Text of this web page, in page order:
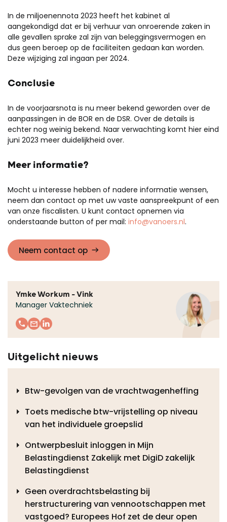
In de miljoenennota 2023 heeft het kabinet al
aangekondigd dat er bij verhuur van onroerende zaken in
alle gevallen sprake zal zijn van beleggingsvermogen en
dus geen beroep op de faciliteiten gedaan kan worden.
Deze wijziging zal ingaan per 2024.
Conclusie
In de voorjaarsnota is nu meer bekend geworden over de
aanpassingen in de BOR en de DSR. Over de details is
echter nog weinig bekend. Naar verwachting komt hier eind
juni 2023 meer duidelijkheid over.
Meer informatie?
Mocht u interesse hebben of nadere informatie wensen,
neem dan contact op met uw vaste aanspreekpunt of een
van onze fiscalisten. U kunt contact opnemen via
onderstaande button of per mail: info@vanoers.nl.
Neem contact op
Ymke Workum - Vink
Manager Vaktechniek
Uitgelicht nieuws
Btw-gevolgen van de vrachtwagenheffing
Toets medische btw-vrijstelling op niveau
van het individuele groepslid
Ontwerpbesluit inloggen in Mijn
Belastingdienst Zakelijk met DigiD zakelijk
Belastingdienst
Geen overdrachtsbelasting bij
herstructurering van vennootschappen met
vastgoed? Europees Hof zet de deur open